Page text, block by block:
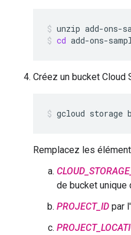
unzip add-ons-
cd add-ons-
Créez un bucket Cloud
gcloud storage
Remplacez les
de bucket unique
PROJECT_ID par